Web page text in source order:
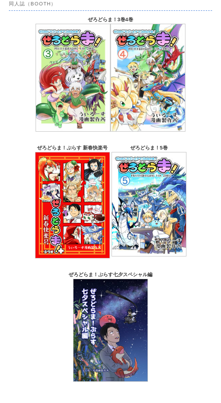
同人誌（BOOTH）
ぜろどらま！3巻4巻
ぜろどらま！ぷらす 新春快楽号 ぜろどらま！5巻
ぜろどらま！ぷらす七夕スペシャル編